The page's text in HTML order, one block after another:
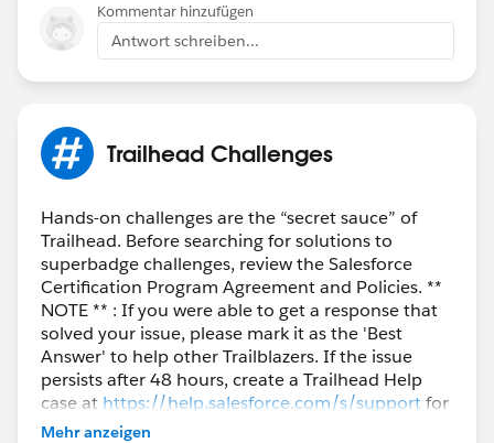
Kommentar hinzufügen
Antwort schreiben...
Trailhead Challenges
Hands-on challenges are the “secret sauce” of
Trailhead. Before searching for solutions to
superbadge challenges, review the Salesforce
Certification Program Agreement and Policies. **
NOTE ** : If you were able to get a response that
solved your issue, please mark it as the 'Best
Answer' to help other Trailblazers. If the issue
persists after 48 hours, create a Trailhead Help
case at https://help.salesforce.com/s/supportfor
further assistance.
Mehr anzeigen